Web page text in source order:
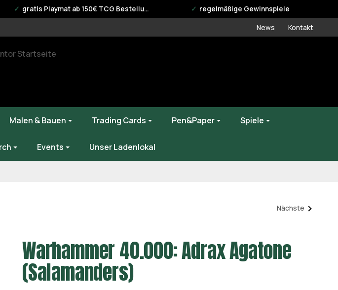
gratis Playmat ab 150€ TCG Bestellung regelmäßige Gewinnspiele
News Kontakt
Malen & Bauen Trading Cards Pen&Paper Spiele
Events Unser Ladenlokal
Nächste
Warhammer 40.000: Adrax Agatone
(Salamanders)